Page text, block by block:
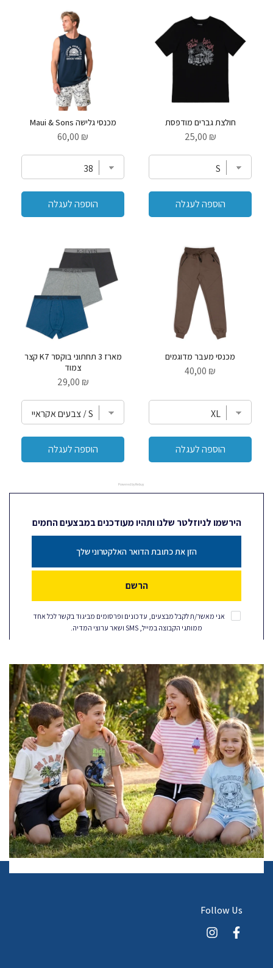
חולצת גברים מודפסת
Price
₪ 25,00
הוספה לעגלה
מכנסי גלישה Maui & Sons
Price
₪ 60,00
הוספה לעגלה
מכנסי מעבר מדוגמים
Price
₪ 40,00
הוספה לעגלה
מארז 3 תחתוני בוקסר K7 קצר
צמוד
Price
₪ 29,00
הוספה לעגלה
Powered by Rebuy
הירשמו לניוזלטר שלנו ותהיו מעודכנים במבצעים החמים
הרשם
אני מאשר/ת לקבל מבצעים, עדכונים ופרסומים מביגוד בקשר לכל אחד
ממותגי הקבוצה במייל, SMS ושאר ערוצי המדיה.
Follow Us